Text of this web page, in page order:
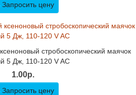
Запросить цену
стробоскопический маячок
5 Дж, 110-120 V AC
1.00р.
Запросить цену